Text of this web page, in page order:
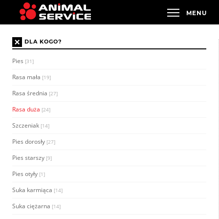
× DLA KOGO?
Pies [31]
Rasa mała [19]
Rasa średnia [27]
Rasa duża [24]
Szczeniak [14]
Pies dorosły [27]
Pies starszy [9]
Pies otyły [1]
Suka karmiąca [14]
Suka ciężarna [14]